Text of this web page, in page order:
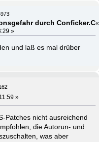
durch Conficker.C«
»
und laß es mal drüber
»
Patches nicht ausreichend
die Autorun- und
was aber